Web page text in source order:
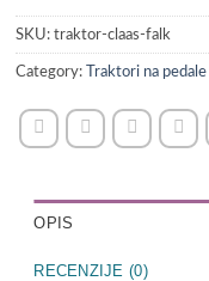
SKU:traktor-claas-falk
Category: Traktori na pedale
OPIS
RECENZIJE (0)